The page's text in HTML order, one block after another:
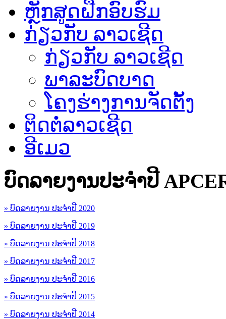
ຫຼັກສູດຝືກອົບຮົມ
ກ່ຽວກັບ ລາວເຊີດ
ກ່ຽວກັບ ລາວເຊີດ
ພາລະບົດບາດ
ໂຄງຮ່າງການຈັດຕັ້ງ
ຕິດຕໍ່ລາວເຊີດ
ອີເມວ
ບົດລາຍງານປະຈຳປີ
» ບົດລາຍງານ ປະຈຳປີ 2020
» ບົດລາຍງານ ປະຈຳປີ 2019
» ບົດລາຍງານ ປະຈຳປີ 2018
» ບົດລາຍງານ ປະຈຳປີ 2017
» ບົດລາຍງານ ປະຈຳປີ 2016
» ບົດລາຍງານ ປະຈຳປີ 2015
» ບົດລາຍງານ ປະຈຳປີ 2014